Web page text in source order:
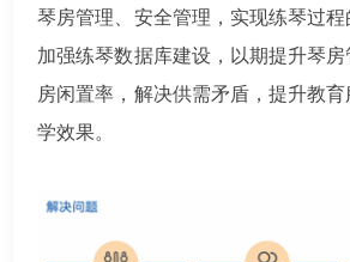
琴房管理、安全管理，实现练琴过程
加强练琴数据库建设，以期提升琴
房闲置率，解决供需矛盾，提升教
学效果。